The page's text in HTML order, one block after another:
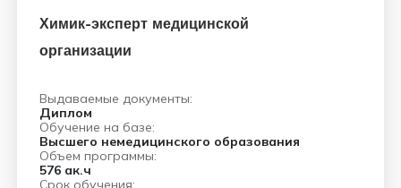
Химик-эксперт медицинской
организации
Выдаваемые документы:
Диплом
Обучение на базе:
Высшего немедицинского образования
Объем программы:
576 ак.ч
Срок обучения: